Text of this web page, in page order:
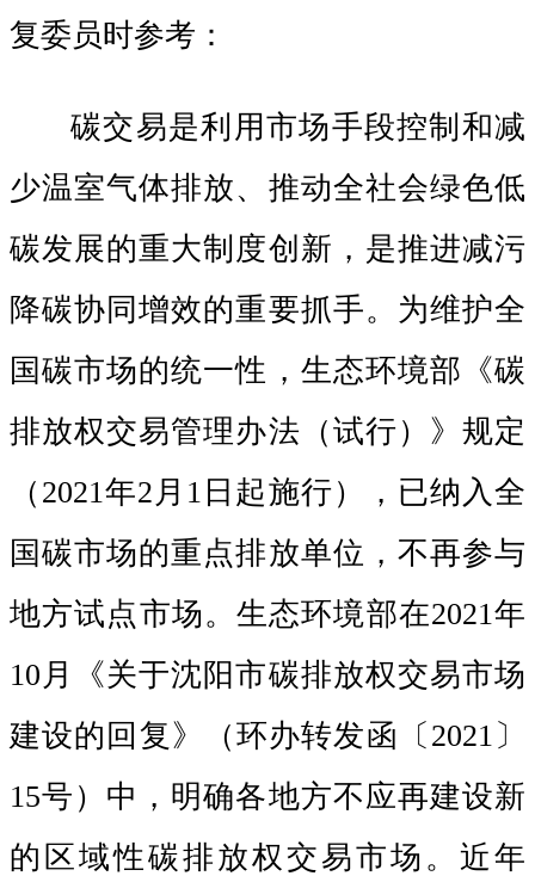
复委员时参考：
碳交易是利用市场手段控制和减
少温室气体排放、推动全社会绿色低
碳发展的重大制度创新，是推进减污
降碳协同增效的重要抓手。为维护全
国碳市场的统一性，生态环境部《碳
排放权交易管理办法（试行）》规定
（2021年2月1日起施行），已纳入全
国碳市场的重点排放单位，不再参与
地方试点市场。生态环境部在2021年
10月《关于沈阳市碳排放权交易市场
建设的回复》（环办转发函〔2021〕
15号）中，明确各地方不应再建设新
的区域性碳排放权交易市场。近年